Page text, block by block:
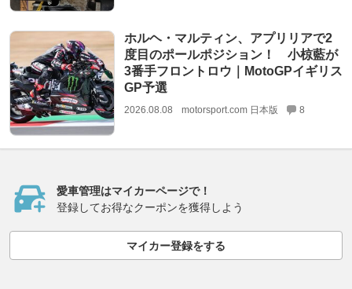
ホルヘ・マルティン、アプリリアで2
度目のポールポジション！ 小椋藍が
3番手フロントロウ｜MotoGPイギリス
GP予選
2026.08.08 motorsport.com 日本版 8
愛車管理はマイカーページで！
登録してお得なクーポンを獲得しよう
マイカー登録をする